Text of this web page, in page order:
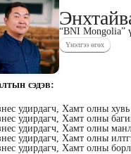
“BNI Mongolia”
Үнэлгээ өгөх
сэдэв:
удирдагч, Хамт олны
удирдагч, Хамт олны
удирдагч, Хамт олны
удирдагч, Хамт олны
удирдагч, Хамт олны
багш
Эрдэмтэн
Хөгжлийн
тэргүүн (үүсгэн